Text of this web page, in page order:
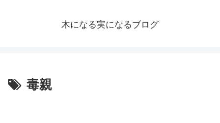
木になる実になるブログ
毒親